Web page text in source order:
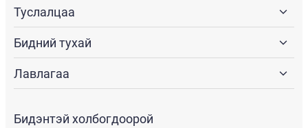
Туслалцаа
Бидний тухай
Лавлагаа
Бидэнтэй холбогдоорой